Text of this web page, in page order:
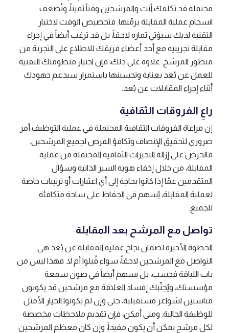
محتملة قد تكلفك أنت والمرشحين وقتاً ثميناً، وتُضعف
انسجام عملية المقابلة برمّتها. فتخصيص الوقت لاختبار
التقنية لديك سيؤتي ثماره لاحقاً، بل قد ترغب أيضاً في إجراء
مقابلة تجريبية مع أحد أعضاء فريقك للاطلاع على التجربة من
منظور المرشح. علاوة على ذلك، فإن اختيار منظومتك التقنية
للعمل عن بُعد بعناية وتحسينها باستمرار سيدعم جهودك
أثناء إجراء المقابلات عن بُعد.
راعِ الفروقات الثقافية
إن مراعاة الفروقات الثقافية المحتملة في عملية التوظيف أمر
ضروري لتحقيق الإنصاف وتكافؤ الفرص لجميع المرشحين.
فالحرص على إزالة التحيزات الثقافية المحتملة من عملية
المقابلة، من خلال إخفاء هوية السير الذاتية وسؤال
المتقدمين عمّا إذا كانوا بحاجة إلى أي اعتبارات أو ترتيبات خاصة
لعملية المقابلة، يُسهم في الحفاظ على ساحة متكافئة
للجميع.
تواصل مع المرشح بعد المقابلة
الخطوة الأخيرة لضمان نجاح عملية المقابلة عن بُعد هي
التواصل مع المرشحين لاحقاً، سواء قُبلوا أم لا. فهذا ليس من
باب اللياقة فحسب، بل يسهم أيضاً في صون سمعة
مؤسستك، ويُجنّبك إفساد العلاقة مع مرشحين قد يكونون
مناسبين لشواغر مستقبلية، حتى وإن لم يكونوا الخيار الأمثل
للوظيفة الحالية. ومتى أمكن، فإن تقديم ملاحظات مخصصة
لكل مرشح يمكن أن يكون مفيداً، وإن كان معظم المرشحين